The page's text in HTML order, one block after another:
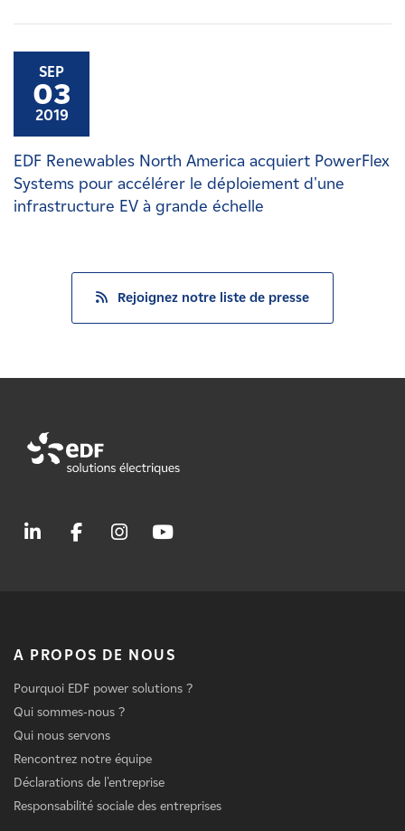
SEP
03
2019
EDF Renewables North America acquiert PowerFlex
Systems pour accélérer le déploiement d'une
infrastructure EV à grande échelle
Rejoignez notre liste de presse
A PROPOS DE NOUS
Pourquoi EDF power solutions ?
Qui sommes-nous ?
Qui nous servons
Rencontrez notre équipe
Déclarations de l'entreprise
Responsabilité sociale des entreprises